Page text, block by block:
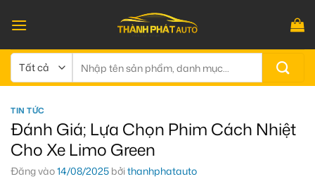
qua
dung
kiếm:
TIN TỨC
Đánh Giá; Lựa Chọn Phim Cách Nhiệt
Cho Xe Limo Green
Đăng vào14/08/2025 bởithanhphatauto